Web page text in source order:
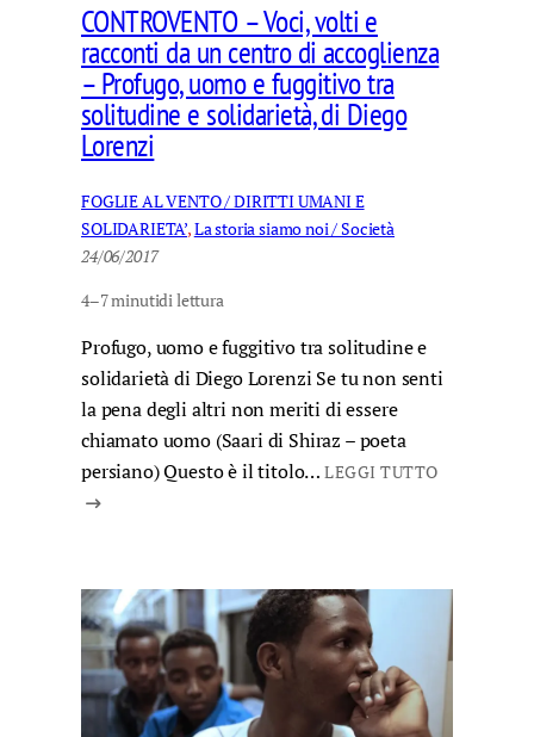
CONTROVENTO – Voci, volti e
racconti da un centro di accoglienza
– Profugo, uomo e fuggitivo tra
solitudine e solidarietà, di Diego
Lorenzi
FOGLIE AL VENTO / DIRITTI UMANI E
SOLIDARIETA’, La storia siamo noi / Società
24/06/2017
4–7 minutidi lettura
Profugo, uomo e fuggitivo tra solitudine e
solidarietà di Diego Lorenzi Se tu non senti
la pena degli altri non meriti di essere
chiamato uomo (Saari di Shiraz – poeta
persiano) Questo è il titolo…LEGGI TUTTO